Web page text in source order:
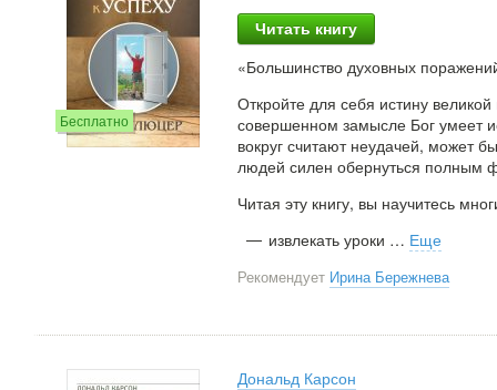
Бесплатно
Читать книгу
«Большинство духовных
Откройте для себя истину
совершенном замысле Бог умеет
вокруг считают неудачей, может
людей силен обернуться полным
Читая эту книгу, вы научитесь
извлекать уроки … Еще
Рекомендует Ирина Бережнева
Дональд Карсон